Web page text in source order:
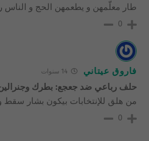
طار معلّمهن و يطعمهن الحج و الناس
0
فاروق عيتاني 14 سنوات
حلف رباعي ضد جعجع: بطرك وجنرالين
من هلق للإنتخابات بيكون بشار
0